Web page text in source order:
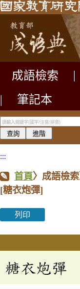
成語檢索
|
筆記本
:::
首頁〉成語檢
[糖衣炮彈]
列印
糖衣炮彈